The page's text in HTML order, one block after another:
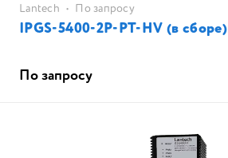
Lantech • По запросу
IPGS-5400-2P-PT-HV (в сборе)
По запросу